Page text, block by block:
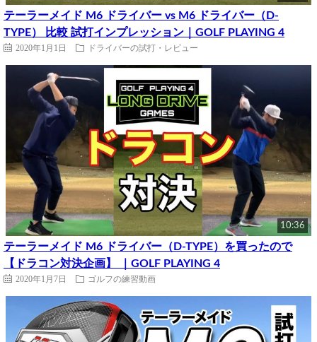
テーラーメイド M6 ドライバー vs M6 ドライバー（D-
TYPE） 比較 試打インプレッション｜GOLF PLAYING 4
2020年1月1日 ドライバーの試打・レビュー
10:36
テーラーメイド M6 ドライバー（D-TYPE）を買ったので
【ドラコン対決企画】 ｜GOLF PLAYING 4
2020年1月7日 ゴルフの練習動画